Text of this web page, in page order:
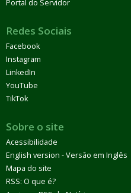
Portal do Servidor
Redes Sociais
Facebook
Instagram
LinkedIn
YouTube
TikTok
Sobre o site
Acessibilidade
English version - Versão em Inglês
Mapa do site
RSS: O que é?